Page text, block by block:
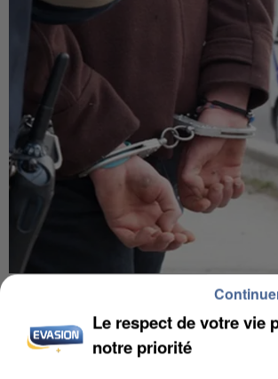
L’UN DES FONDATEURS
MAFIA INTERPELLÉ EN ALGÉRIE
Le respect de votre vie
notre priorité